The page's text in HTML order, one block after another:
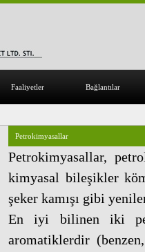
Faaliyetler Bağlantılar
Petrokimyasallar
Petrokimyasallar,
kimyasal bileşikler
şeker kamışı gibi
En iyi bilinen iki
aromatiklerdir